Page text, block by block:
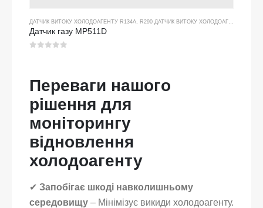
ДАТЧИК ВИТОКУ ХОЛОДОАГЕНТУ R134A R290 ДАТЧИК ВИТОКУ ХОЛОДОАГЕНТУ
Датчик газу MP511D
Переваги нашого
рішення для
моніторингу
відновлення
холодоагенту
✔ Запобігає шкоді навколишньому
середовищу – Мінімізує викиди холодоагенту.